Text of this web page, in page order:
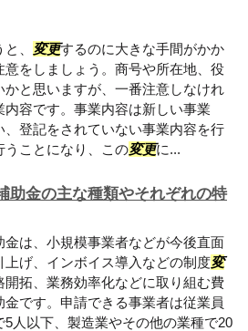
、 変更するのに大きな手間がかか
意をしましょう。商号や所在地、役
かと思いますが、一番注意しなけれ
容です。事業内容は新しい事業
、登記をされていない事業内容を行
うことになり、この変更に...
助金の主な種類やそれぞれの特
は、小規模事業者などが今後直面
げ、インボイス導入などの制度変
拓、業務効率化などに取り組む費
です。申請できる事業者は従業員
人以下、製造業やその他の業種で20